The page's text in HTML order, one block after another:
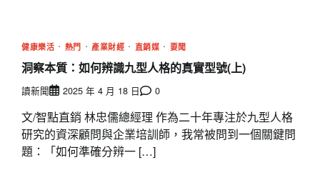
健康樂活 熱門 產業財經 直銷媒 要聞
洞察本質：如何辨識九型人格的真實型號(上)
讀新聞 2025 年 4 月 18 日 0
文/智點直銷 林忠儒總經理 作為二十年專注於九型人格
研究的資深顧問與企業培訓師，我常被問到一個關鍵問
題：「如何準確分辨一 […]